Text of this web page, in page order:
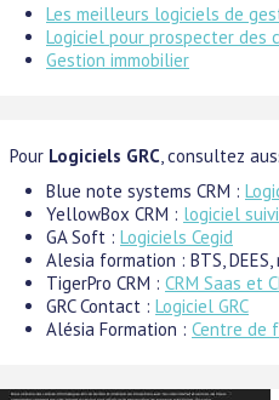
Les meilleurs logiciels de
Logiciel pour prospecter des
Gestion immobilier
Pour Logiciels GRC , consultez
Blue note systems CRM :
YellowBox CRM : logiciel
GA Soft : Logiciels Cegid
Alesia formation : BTS, DEES,
TigerPro CRM : CRM Saas et
GRC Contact : Logiciel GRC
Alésia Formation : Centre de